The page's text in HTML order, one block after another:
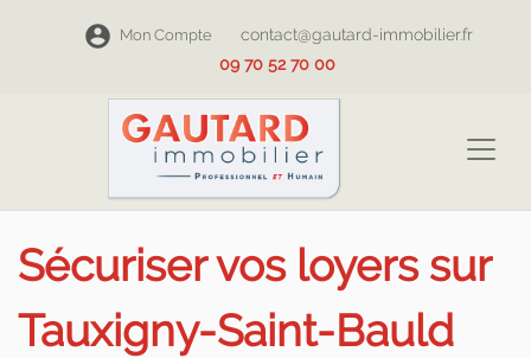
Mon Compte
contact@gautard-immobilier.fr
09 70 52 70 00
Sécuriser vos loyers sur
Tauxigny-Saint-Bauld